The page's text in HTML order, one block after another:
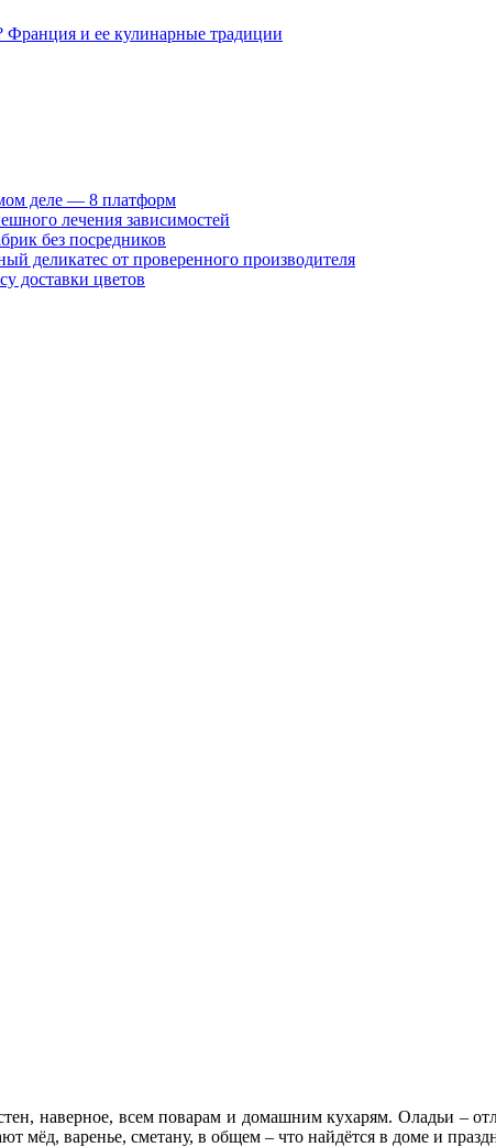
Франция и ее кулинарные традиции
деле — 8 платформ
лечения зависимостей
без посредников
деликатес от проверенного производителя
доставки цветов
наверное, всем поварам и домашним кухарям. Оладьи –
мёд, варенье, сметану, в общем – что найдётся в доме и